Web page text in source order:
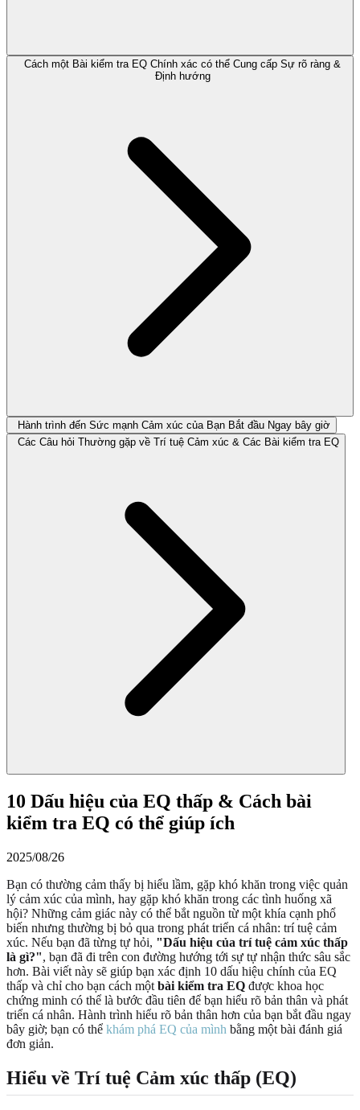
Cách một Bài kiểm tra EQ Chính xác có thể Cung cấp Sự rõ ràng &
Định hướng
Hành trình đến Sức mạnh Cảm xúc của Bạn Bắt đầu Ngay bây giờ
Các Câu hỏi Thường gặp về Trí tuệ Cảm xúc & Các Bài kiểm tra EQ
10 Dấu hiệu của EQ thấp & Cách bài
kiểm tra EQ có thể giúp ích
2025/08/26
Bạn có thường cảm thấy bị hiểu lầm, gặp khó khăn trong việc quản
lý cảm xúc của mình, hay gặp khó khăn trong các tình huống xã
hội? Những cảm giác này có thể bắt nguồn từ một khía cạnh phổ
biến nhưng thường bị bỏ qua trong phát triển cá nhân: trí tuệ cảm
xúc. Nếu bạn đã từng tự hỏi, "Dấu hiệu của trí tuệ cảm xúc thấp
là gì?", bạn đã đi trên con đường hướng tới sự tự nhận thức sâu sắc
hơn. Bài viết này sẽ giúp bạn xác định 10 dấu hiệu chính của EQ
thấp và chỉ cho bạn cách một bài kiểm tra EQ được khoa học
chứng minh có thể là bước đầu tiên để bạn hiểu rõ bản thân và phát
triển cá nhân. Hành trình hiểu rõ bản thân hơn của bạn bắt đầu ngay
bây giờ; bạn có thể khám phá EQ của mình bằng một bài đánh giá
đơn giản.
Hiểu về Trí tuệ Cảm xúc thấp (EQ)